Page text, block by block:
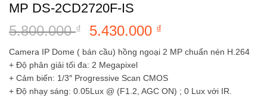
MP DS-2CD2720F-IS
5.800.000₫
Giá
gốc
là:
5.800.000 ₫.
5.430.000 ₫
hiện
tại
là:
5.430.000 ₫.
Camera IP Dome ( bán cầu) hồng ngoại 2 MP chuẩn nén H.264
+ Độ phân giải tối đa: 2 Megapixel
+ Cảm biến: 1/3″ Progressive Scan CMOS
+ Độ nhạy sáng: 0.05Lux @ (F1.2, AGC ON) ; 0 Lux với IR.